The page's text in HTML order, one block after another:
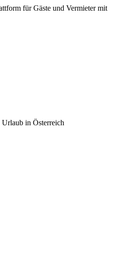
für Gäste und Vermieter mit